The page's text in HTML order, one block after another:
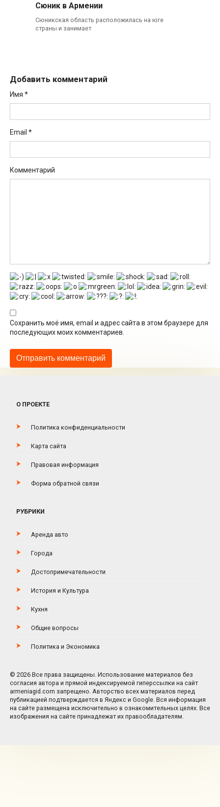
Сюник в Армении
Сюникская область расположилась на юге
страны и занимает
Добавить комментарий
Имя *
Email *
Комментарий
Сохранить моё имя, email и адрес сайта в этом браузере для
последующих моих комментариев.
О ПРОЕКТЕ
Политика конфиденциальности
Карта сайта
Правовая информация
Форма обратной связи
РУБРИКИ
Аренда авто
Города
Достопримечательности
История и Культура
Кухня
Общие вопросы
Политика и Экономика
© 2026 Все права защищены. Использование материалов без
согласия автора и прямой индексируемой гиперссылки на сайт
armeniagid.com запрещено. Авторство всех материалов перед
публикацией подтверждается в Яндекс и Google. Вся информация
на сайте размещена исключительно в ознакомительных целях. Все
изображения на сайте принадлежат их правообладателям.